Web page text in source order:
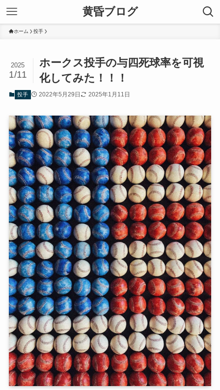
黄昏ブログ
ホーム 投手
ホークス投手の与四死球率を可視
化してみた！！！
2025
1/11
投手 2022年5月29日 2025年1月11日